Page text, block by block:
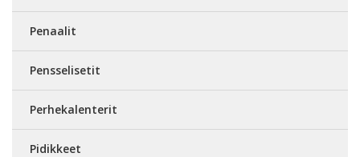
Penaalit
Pensselisetit
Perhekalenterit
Pidikkeet